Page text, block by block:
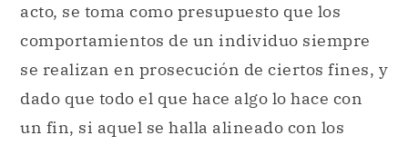
acto, se toma como presupuesto que los
comportamientos de un individuo siempre
se realizan en prosecución de ciertos fines, y
dado que todo el que hace algo lo hace con
un fin, si aquel se halla alineado con los